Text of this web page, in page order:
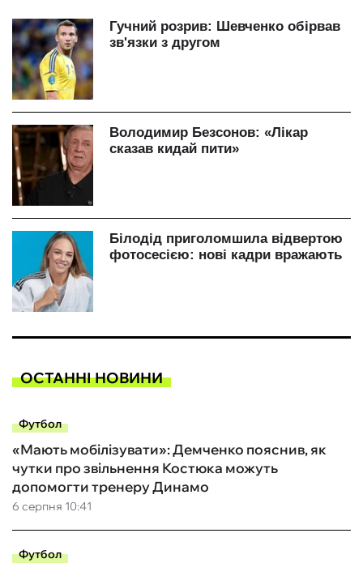
ОСТАННІ НОВИНИ
Футбол
6 серпня 10:41
«Мають мобілізувати»: Демченко пояснив, як
чутки про звільнення Костюка можуть
допомогти тренеру Динамо
Футбол